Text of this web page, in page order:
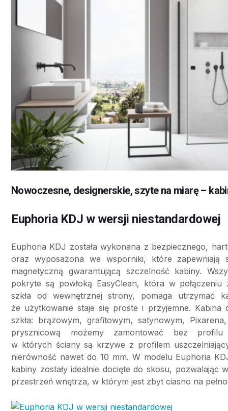
Nowoczesne, designerskie, szyte na miarę –
Euphoria KDJ w wersji niestandardowej
Euphoria KDJ została wykonana z bezpiecznego,
oraz wyposażona we wsporniki, które zapewniają
magnetyczną gwarantującą szczelność kabiny.
pokryte są powłoką EasyClean, która w
szkła od wewnętrznej strony, pomaga utrzymać
że użytkowanie staje się proste i przyjemne. Kabina
szkła: brązowym, grafitowym, satynowym,
prysznicową możemy zamontować bez
w których ściany są krzywe z profilem
nierówność nawet do 10 mm. W modelu Euphoria
kabiny zostały idealnie docięte do skosu, pozwalając
przestrzeń wnętrza, w którym jest zbyt ciasno na